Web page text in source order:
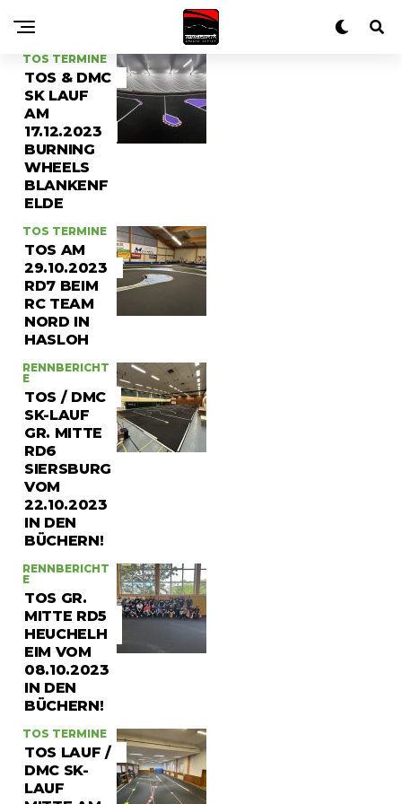
TOS TERMINE
TOS & DMC
SK LAUF
AM
17.12.2023
BURNING
WHEELS
BLANKENF
ELDE
TOS TERMINE
TOS AM
29.10.2023
RD7 BEIM
RC TEAM
NORD IN
HASLOH
RENNBERICHT
E
TOS / DMC
SK-LAUF
GR. MITTE
RD6
SIERSBURG
VOM
22.10.2023
IN DEN
BÜCHERN!
RENNBERICHT
E
TOS GR.
MITTE RD5
HEUCHELH
EIM VOM
08.10.2023
IN DEN
BÜCHERN!
TOS TERMINE
TOS LAUF /
DMC SK-
LAUF